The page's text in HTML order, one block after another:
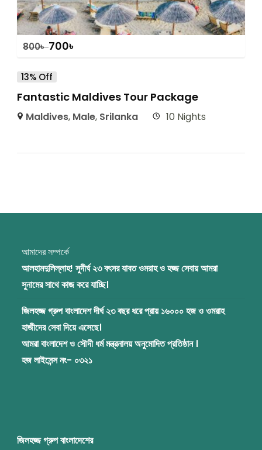
800৳ 700৳
13% Off
Fantastic Maldives Tour Package
Maldives, Male, Srilanka 10 Nights
আমাদের সম্পর্কে
আলহামদুলিল্লাহ! সুদীর্ঘ ২৩ বৎসর যাবত ওমরাহ ও হজ্জ সেবায় আমরা
সুনামের সাথে কাজ করে যাচ্ছি।
জিলহজ্জ গ্রুপ বাংলাদেশ দীর্ঘ ২৩ বছর ধরে প্রায় ১৬০০০ হজ ও ওমরাহ
হাজীদের সেবা দিয়ে এসেছে।
আমরা বাংলাদেশ ও সৌদী ধর্ম মন্ত্রনালয় অনুমোদিত প্রতিষ্ঠান ।
হজ লাইসেন্স নং- ০৩২১
জিলহজ্জ গ্রুপ বাংলাদেশের